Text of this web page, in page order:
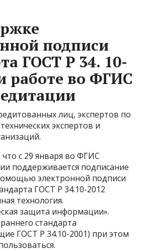
подписи
ГОСТ Р 34. 10-
работе во ФГИС
лиц, экспертов по
экспертов и
с 29 января во ФГИС
поддерживается подписание
электронной подписи
ГОСТ Р 34.10-2012
технология.
защита информации».
стандарта
ГОСТ Р 34.10-2001) при этом